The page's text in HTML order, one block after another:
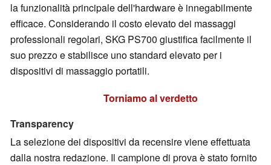
la funzionalità principale dell'hardware è innegabilmente
efficace. Considerando il costo elevato dei massaggi
professionali regolari, SKG PS700 giustifica facilmente il
suo prezzo e stabilisce uno standard elevato per i
dispositivi di massaggio portatili.
Torniamo al verdetto
Transparency
La selezione dei dispositivi da recensire viene effettuata
dalla nostra redazione. Il campione di prova è stato fornito